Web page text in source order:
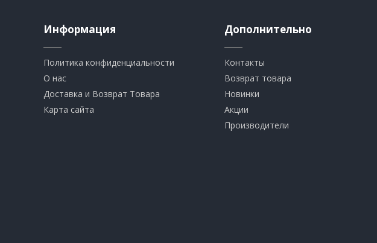
Информация
Политика конфиденциальности
О нас
Доставка и Возврат Товара
Карта сайта
Дополнительно
Контакты
Возврат товара
Новинки
Акции
Производители